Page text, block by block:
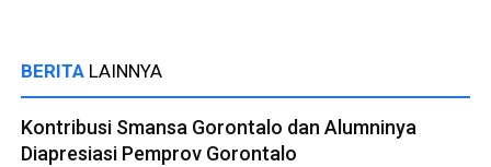
BERITA LAINNYA
Kontribusi Smansa Gorontalo dan Alumninya
Diapresiasi Pemprov Gorontalo